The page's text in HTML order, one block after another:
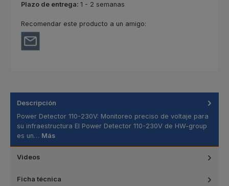
Plazo de entrega: 1 - 2 semanas
Recomendar este producto a un amigo:
Descripción
Power Detector 110-230V: Monitoreo preciso de voltaje para
su infraestructura El Power Detector 110-230V de HW-group
es un… Más
Videos
Ficha técnica